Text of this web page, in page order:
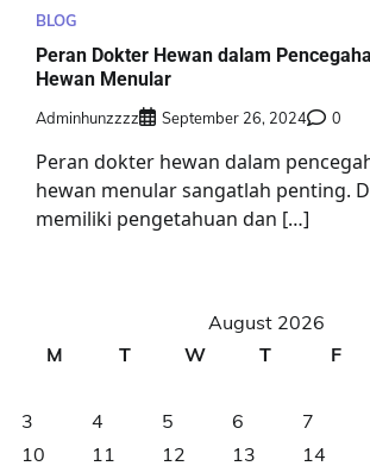
BLOG
Peran Dokter Hewan dalam
Hewan Menular
Adminhunzzzz September 26, 2024 0
Peran dokter hewan dalam
hewan menular sangatlah penting.
memiliki pengetahuan dan […]
August 2026
M
T W T F
3
4 5 6 7
10
11 12 13 14